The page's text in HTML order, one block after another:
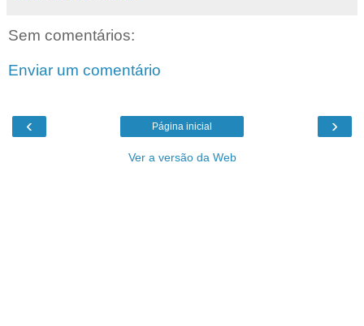
Sem comentários:
Enviar um comentário
‹ ›
Página inicial
Ver a versão da Web